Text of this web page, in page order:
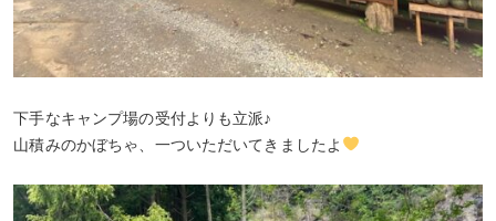
下手なキャンプ場の受付よりも立派♪
山積みのかぼちゃ、一ついただいてきましたよ